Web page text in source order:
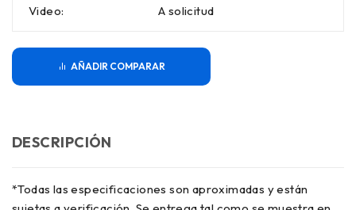
Video: A solicitud
COMPARAR
DESCRIPCIÓN
*Todas las especificaciones son aproximadas y están